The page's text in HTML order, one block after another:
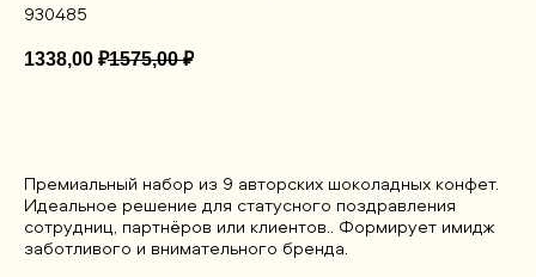
930485
1338,00 ₽1575,00 ₽
Премиальный набор из 9 авторских шоколадных конфет.
Идеальное решение для статусного поздравления
сотрудниц, партнёров или клиентов.. Формирует имидж
заботливого и внимательного бренда.